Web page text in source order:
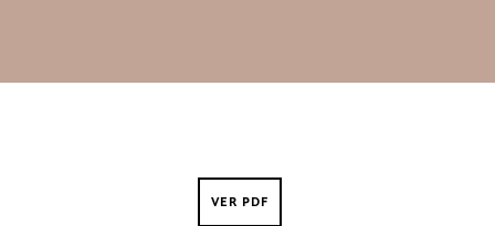
VER PDF